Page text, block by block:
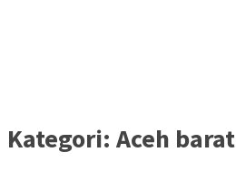
Kategori: Aceh barat